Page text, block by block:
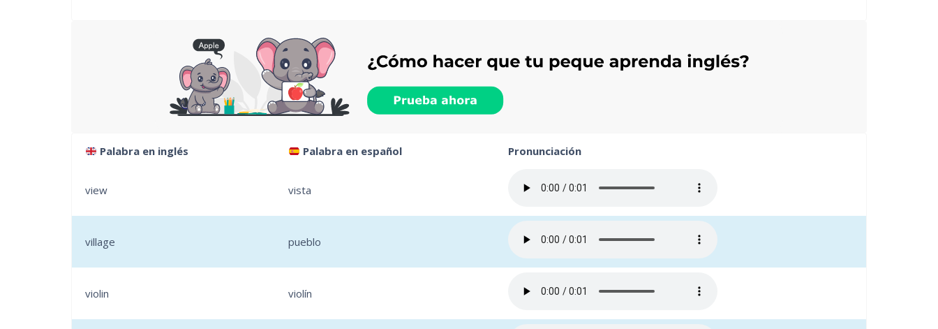
Palabra en inglés Palabra en español Pronunciación
view vista
village pueblo
violin violín